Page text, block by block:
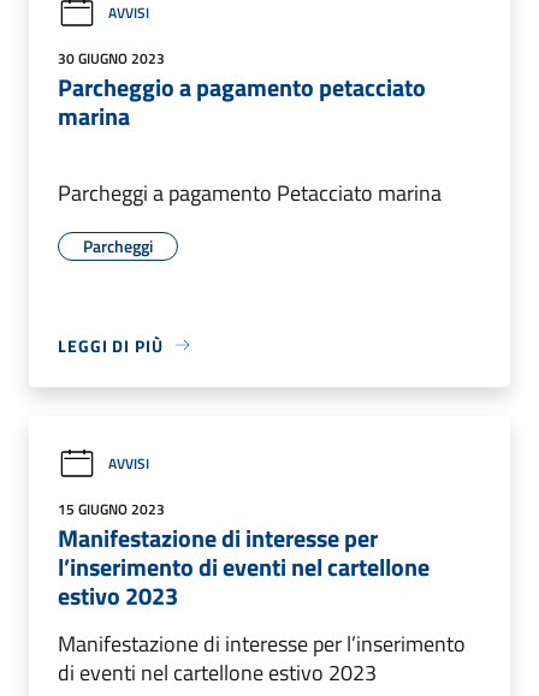
AVVISI
30 GIUGNO 2023
Parcheggio a pagamento petacciato
marina
Parcheggi a pagamento Petacciato marina
Parcheggi
LEGGI DI PIÙ
AVVISI
15 GIUGNO 2023
Manifestazione di interesse per
l’inserimento di eventi nel cartellone
estivo 2023
Manifestazione di interesse per l’inserimento
di eventi nel cartellone estivo 2023